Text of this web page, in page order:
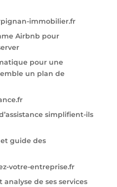
immobilier.fr
Airbnb pour
pour une
un plan de
simplifient-ils
guide des
votre-entreprise.fr
de ses services